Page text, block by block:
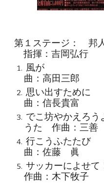
第１ステージ： 邦
指揮：吉岡弘
風が
曲：高田三郎
思い出すために
曲：信長貴富
でこ坊やかえろう
うた 作曲：三
行こうふたたび
曲：佐藤 眞
サッカーによせて
作曲：木下牧子